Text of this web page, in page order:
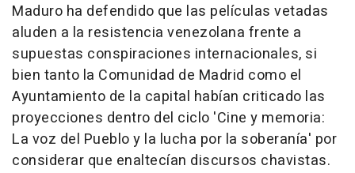
Maduro ha defendido que las películas vetadas
aluden a la resistencia venezolana frente a
supuestas conspiraciones internacionales, si
bien tanto la Comunidad de Madrid como el
Ayuntamiento de la capital habían criticado las
proyecciones dentro del ciclo 'Cine y memoria:
La voz del Pueblo y la lucha por la soberanía' por
considerar que enaltecían discursos chavistas.